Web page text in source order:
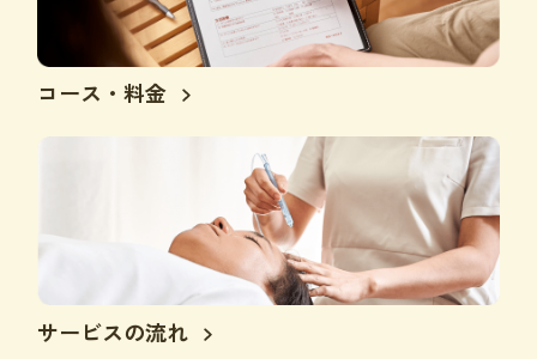
コース・料金
サービスの流れ